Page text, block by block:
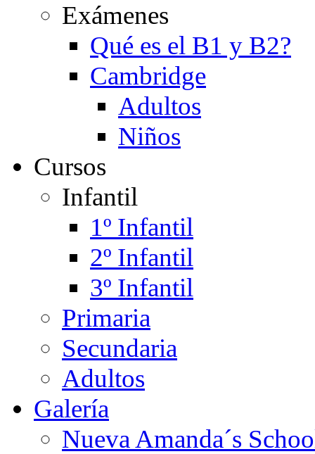
Exámenes
Qué es el B1 y B2?
Cambridge
Adultos
Niños
Cursos
Infantil
1º Infantil
2º Infantil
3º Infantil
Primaria
Secundaria
Adultos
Galería
Nueva Amanda´s